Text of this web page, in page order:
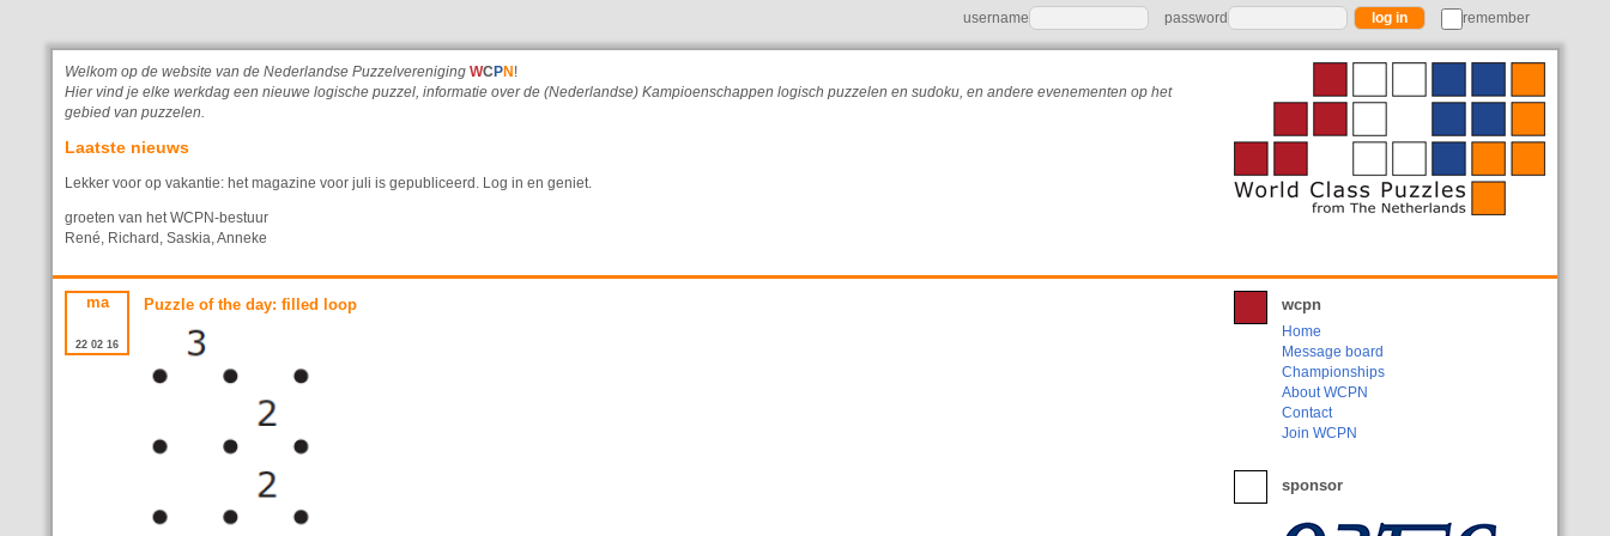
username password remember
Welkom op de website van de Nederlandse Puzzelvereniging WC PN !
Hier vind je elke werkdag een nieuwe logische puzzel, informatie over de (Nederlandse) Kampioenschappen logisch puzzelen en sudoku, en andere evenementen op het
gebied van puzzelen.
Laatste nieuws
Lekker voor op vakantie: het magazine voor juli is gepubliceerd. Log in en geniet.
groeten van het WCPN-bestuur
René, Richard, Saskia, Anneke
ma
22 02 16
Puzzle of the day: filled loop wcpn
Home
Message board
Championships
About WCPN
Contact
Join WCPN
sponsor